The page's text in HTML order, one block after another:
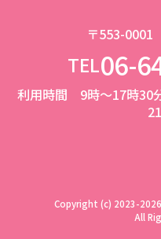
〒553-0001
TEL06-
利用時間 9時～17時30
Copyright (c) 2023-2026,
All